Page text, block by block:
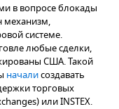
в вопросе блокады
механизм,
системе.
любые сделки,
США. Такой
началисоздавать
торговых
или INSTEX.